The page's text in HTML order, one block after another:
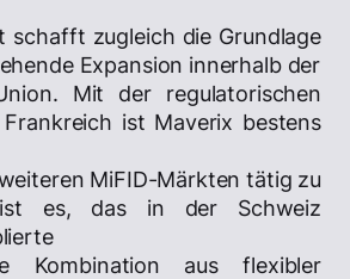
schafft zugleich die Grundlage
Expansion innerhalb der
Mit der regulatorischen
ist Maverix bestens
MiFID-Märkten tätig zu
es, das in der Schweiz
Kombination aus flexibler